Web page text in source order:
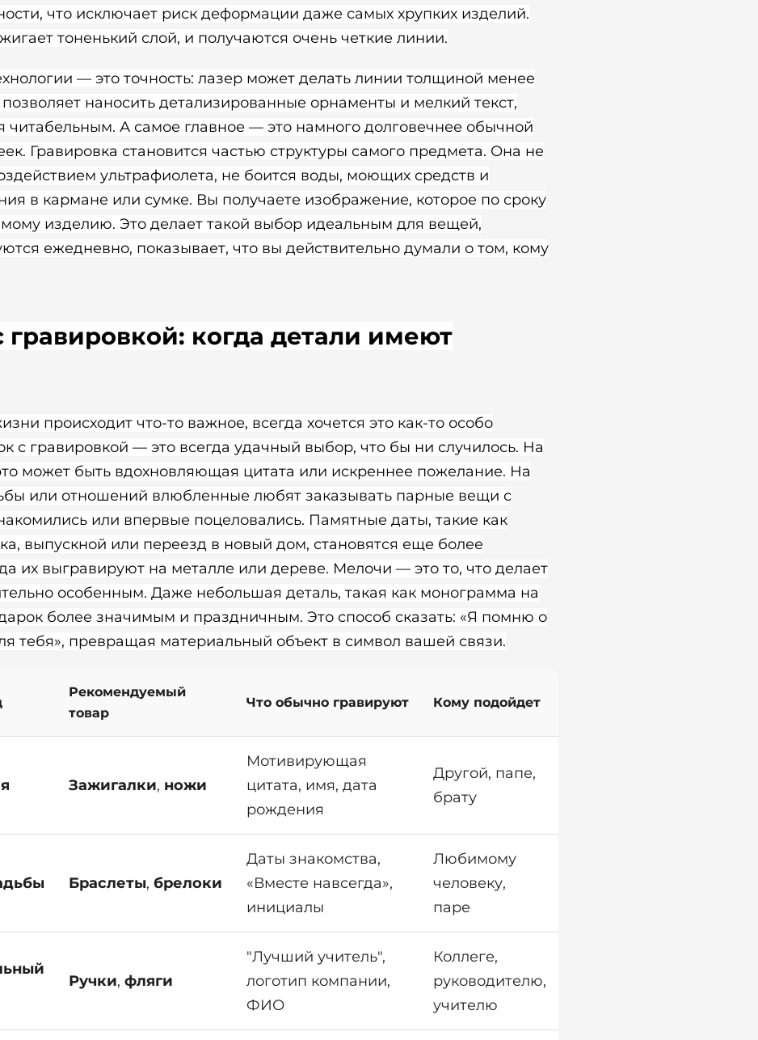
что исключает риск деформации даже самых хрупких изделий.
тоненький слой, и получаются очень четкие линии.
— это точность: лазер может делать линии толщиной менее
наносить детализированные орнаменты и мелкий текст,
читабельным. А самое главное — это намного долговечнее обычной
Гравировка становится частью структуры самого предмета. Она не
ультрафиолета, не боится воды, моющих средств и
в кармане или сумке. Вы получаете изображение, которое по сроку
изделию. Это делает такой выбор идеальным для вещей,
ежедневно, показывает, что вы действительно думали о том, кому
гравировкой: когда детали имеют
происходит что-то важное, всегда хочется это как-то особо
с гравировкой — это всегда удачный выбор, что бы ни случилось. На
может быть вдохновляющая цитата или искреннее пожелание. На
или отношений влюбленные любят заказывать парные вещи с
или впервые поцеловались. Памятные даты, такие как
выпускной или переезд в новый дом, становятся еще более
их выгравируют на металле или дереве. Мелочи — это то, что делает
особенным. Даже небольшая деталь, такая как монограмма на
более значимым и праздничным. Это способ сказать: «Я помню о
тебя», превращая материальный объект в символ вашей связи.
Рекомендуемый
товар
Что обычно гравируют Кому подойдет
Зажигалки, ножи
Мотивирующая
цитата, имя, дата
рождения
Другой, папе,
брату
Браслеты, брелоки
Даты знакомства,
«Вместе навсегда»,
инициалы
Любимому
человеку,
паре
Ручки, фляги
"Лучший учитель",
логотип компании,
ФИО
Коллеге,
руководителю,
учителю